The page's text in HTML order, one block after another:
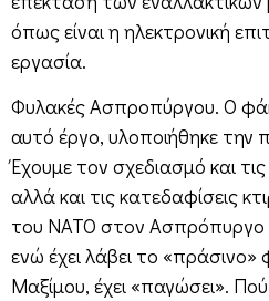
όπως είναι η ηλεκτρονική
εργασία.
Φυλακές Ασπροπύργου. Ο
αυτό έργο, υλοποιήθηκε την
Έχουμε τον σχεδιασμό και
αλλά και τις κατεδαφίσεις
του ΝΑΤΟ στον Ασπρόπυργο
ενώ έχει λάβει το
Μαξίμου, έχει «παγώσει».